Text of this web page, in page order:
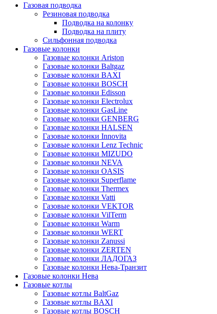
Газовая подводка
Резиновая подводка
Подводка на колонку
Подводка на плиту
Сильфонная подводка
Газовые колонки
Газовые колонки Ariston
Газовые колонки Baltgaz
Газовые колонки BAXI
Газовые колонки BOSCH
Газовые колонки Edisson
Газовые колонки Electrolux
Газовые колонки GasLine
Газовые колонки GENBERG
Газовые колонки HALSEN
Газовые колонки Innovita
Газовые колонки Lenz Technic
Газовые колонки MIZUDO
Газовые колонки NEVA
Газовые колонки OASIS
Газовые колонки Superflame
Газовые колонки Thermex
Газовые колонки Vatti
Газовые колонки VEKTOR
Газовые колонки VilTerm
Газовые колонки Warm
Газовые колонки WERT
Газовые колонки Zanussi
Газовые колонки ZERTEN
Газовые колонки ЛАДОГАЗ
Газовые колонки Нева-Транзит
Газовые колонки Нева
Газовые котлы
Газовые котлы BaltGaz
Газовые котлы BAXI
Газовые котлы BOSCH